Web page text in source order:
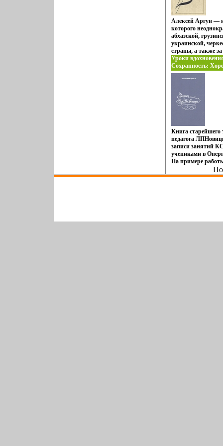
Алексей Аргун —
которого
абхазской,
украинской,
страны, а также
о земляках-
национального
современных
Уроки
Сохранность:
Всероссийское
Твердый
Книга старейшего
педагога
записи занятий
учениками в
На примере
Шекспира
"Гамлет" автор